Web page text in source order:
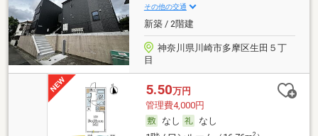
その他の交通
新築 / 2階建
神奈川県川崎市多摩区生田５丁
目
5.50万円
管理費4,000円
なし
なし
2